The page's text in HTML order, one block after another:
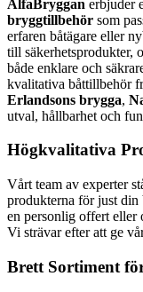
AlfaBryggan erbjuder
bryggtillbehör som
erfaren båtägare eller
till säkerhetsprodukter,
både enklare och
kvalitativa båttillbehör
Erlandsons brygga,
utval, hållbarhet och
Högkvalitativa
Vårt team av experter
produkterna för just
en personlig offert eller
Vi strävar efter att ge
Brett Sortiment